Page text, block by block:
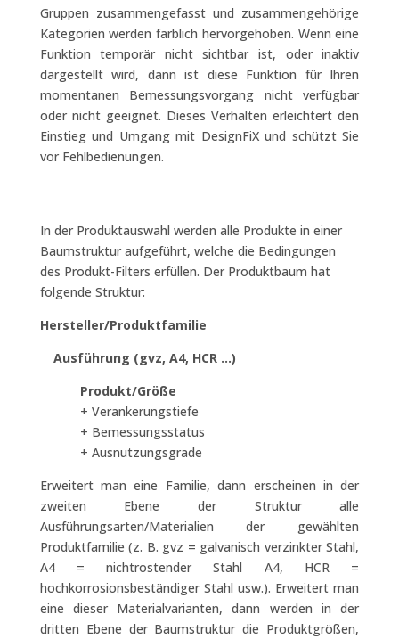
Gruppen zusammengefasst und zusammengehörige
Kategorien werden farblich hervorgehoben. Wenn eine
Funktion temporär nicht sichtbar ist, oder inaktiv
dargestellt wird, dann ist diese Funktion für Ihren
momentanen Bemessungsvorgang nicht verfügbar
oder nicht geeignet. Dieses Verhalten erleichtert den
Einstieg und Umgang mit DesignFiX und schützt Sie
vor Fehlbedienungen.
In der Produktauswahl werden alle Produkte in einer
Baumstruktur aufgeführt, welche die Bedingungen
des Produkt-Filters erfüllen. Der Produktbaum hat
folgende Struktur:
Hersteller/Produktfamilie
Ausführung (gvz, A4, HCR …)
Produkt/Größe
+ Verankerungstiefe
+ Bemessungsstatus
+ Ausnutzungsgrade
Erweitert man eine Familie, dann erscheinen in der
zweiten Ebene der Struktur alle
Ausführungsarten/Materialien der gewählten
Produktfamilie (z. B. gvz = galvanisch verzinkter Stahl,
A4 = nichtrostender Stahl A4, HCR =
hochkorrosionsbeständiger Stahl usw.). Erweitert man
eine dieser Materialvarianten, dann werden in der
dritten Ebene der Baumstruktur die Produktgrößen,